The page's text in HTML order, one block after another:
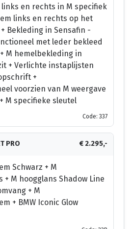
en rechts in M specifiek
links en rechts op het
Bekleding in Sensafin -
met leder bekleed
M hemelbekleding in
+ Verlichte instaplijsten
+
voorzien van M weergave
M specifieke sleutel
Code: 337
PRO € 2.295,-
Schwarz + M
M hoogglans Shadow Line
+ M
+ BMW Iconic Glow